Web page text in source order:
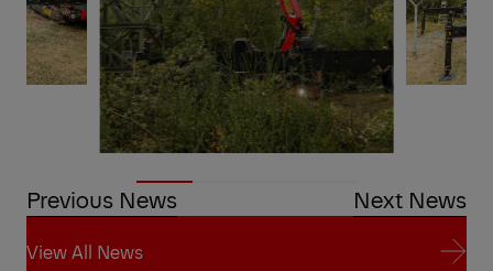
Previous News Next News
View All News